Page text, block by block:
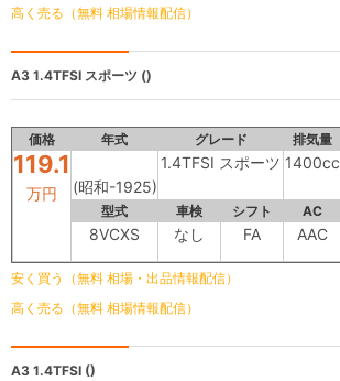
高く売る（無料 相場情報配信）
A3 1.4TFSI スポーツ ()
価格 年式 グレード 排気量
119.1
万円 (昭和-1925)
1.4TFSI スポーツ 1400cc
型式 車検 シフト AC
8VCXS なし FA AAC
安く買う（無料 相場・出品情報配信）
高く売る（無料 相場情報配信）
A3 1.4TFSI ()